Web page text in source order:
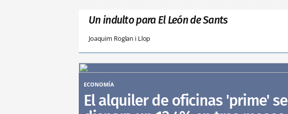
Un indulto para El León de Sants
Joaquim Roglan i Llop
ECONOMÍA
El alquiler de oficinas 'prime' se